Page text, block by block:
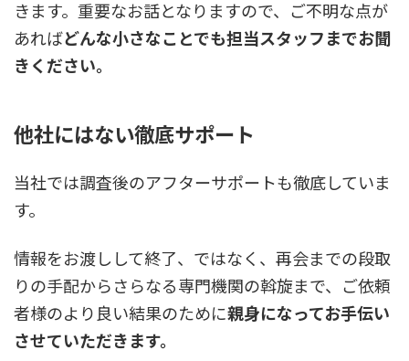
きます。重要なお話となりますので、ご不明な点が
あればどんな小さなことでも担当スタッフまでお聞
きください。
他社にはない徹底サポート
当社では調査後のアフターサポートも徹底していま
す。
情報をお渡しして終了、ではなく、再会までの段取
りの手配からさらなる専門機関の斡旋まで、ご依頼
者様のより良い結果のために親身になってお手伝い
させていただきます。